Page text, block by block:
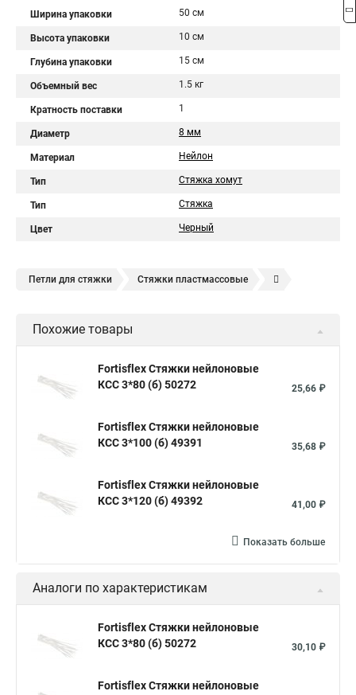
Ширина упаковки 50 см
Высота упаковки 10 см
Глубина упаковки 15 см
Объемный вес 1.5 кг
Кратность поставки 1
Диаметр 8 мм
Материал Нейлон
Тип Стяжка хомут
Тип Стяжка
Цвет Черный
Петли для стяжки Стяжки пластмассовые
Стяжки зажим Хомут стяжка нейлоновая купить в
Стяжка alt Хомуты стяжки труб Стяжки магазин
Стяжки для кабелей металлические
Хомут стяжка это Хомут стяжка саморез
Купить стяжки кабельную
Хорошие стяжки
Хомуты стяжки нейлон Хомуты стяжки труба
Стяжки маркеры Стяжка нейлоновые 100шт черные
Прайс на цены по стяжке Площадка для стяжки купить
Похожие товары
Fortisflex Стяжки нейлоновые
КСС 3*80 (б) 50272
25,66 ₽
Fortisflex Стяжки нейлоновые
КСС 3*100 (б) 49391
35,68 ₽
Fortisflex Стяжки нейлоновые
КСС 3*120 (б) 49392
41,00 ₽
Показать больше
Аналоги по характеристикам
Fortisflex Стяжки нейлоновые
КСС 3*80 (б) 50272
30,10 ₽
Fortisflex Стяжки нейлоновые